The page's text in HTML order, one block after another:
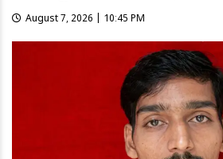
August 7, 2026 | 10:45 PM